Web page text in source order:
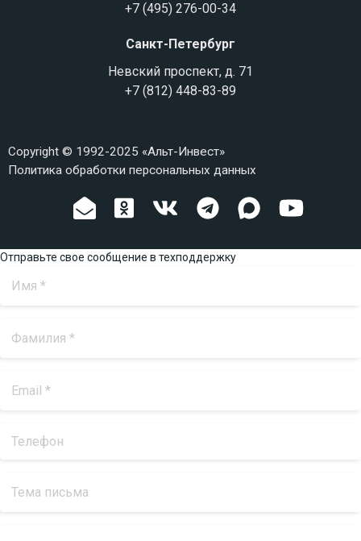
+7 (495) 276-00-34
Санкт-Петербург
Невский проспект, д. 71
+7 (812) 448-83-89
Copyright © 1992-2025 «Альт-Инвест»
Политика обработки персональных данных
Отправьте свое сообщение в техподдержку